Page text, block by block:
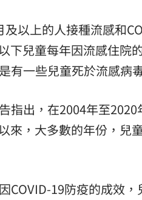
以上的人接種流感和
下兒童每年因流感住院
有一些兒童死於流感病
指出，在2004年至
來，大多數的年份，兒
COVID-19防疫的成效